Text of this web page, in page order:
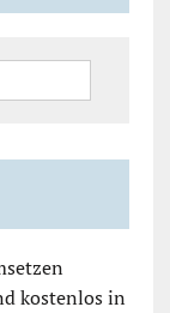
kostenlos in